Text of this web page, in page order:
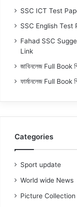
SSC ICT Test
SSC English Test
Fahad SSC
Link
জাবিনলেজ Full Book
ফার্মানলেজ Full Book
Categories
Sport update
World wide News
Picture Collection